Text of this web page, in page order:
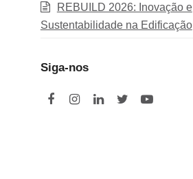
REBUILD 2026: Inovação e
Sustentabilidade na Edificação
Siga-nos
F
I
L
Y